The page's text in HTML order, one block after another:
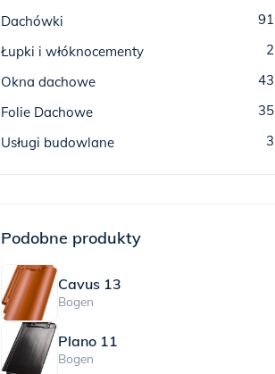
Dachówki
91
Łupki i włóknocementy
2
Okna dachowe
43
Folie Dachowe
35
Usługi budowlane
3
Podobne produkty
Cavus 13
Bogen
Plano 11
Bogen